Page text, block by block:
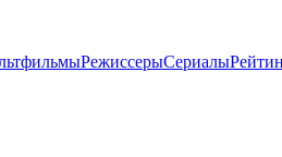
РежиссерыСериалы